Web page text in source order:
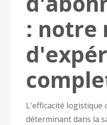
: notre
L'efficacité logistique
déterminant dans la